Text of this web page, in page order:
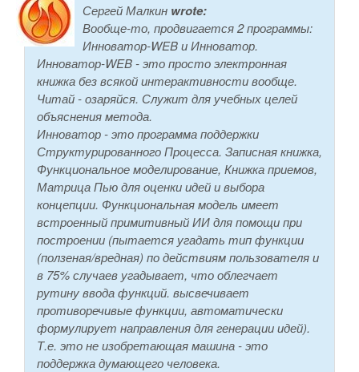
Сергей Малкин wrote:
Вообще-то, продвигается 2 программы:
Инноватор-WEB и Инноватор.
Инноватор-WEB - это просто электронная
книжка без всякой интерактивности вообще.
Читай - озаряйся. Служит для учебных целей
объяснения метода.
Инноватор - это программа поддержки
Структурированного Процесса. Записная книжка,
Функциональное моделирование, Книжка приемов,
Матрица Пью для оценки идей и выбора
концепции. Функциональная модель имеет
встроенный примитивный ИИ для помощи при
построении (пытается угадать тип функции
(ползеная/вредная) по действиям пользователя и
в 75% случаев угадывает, что облегчает
рутину ввода функций. высвечивает
противоречивые функции, автоматически
формулирует направления для генерации идей).
Т.е. это не изобретающая машина - это
поддержка думающего человека.